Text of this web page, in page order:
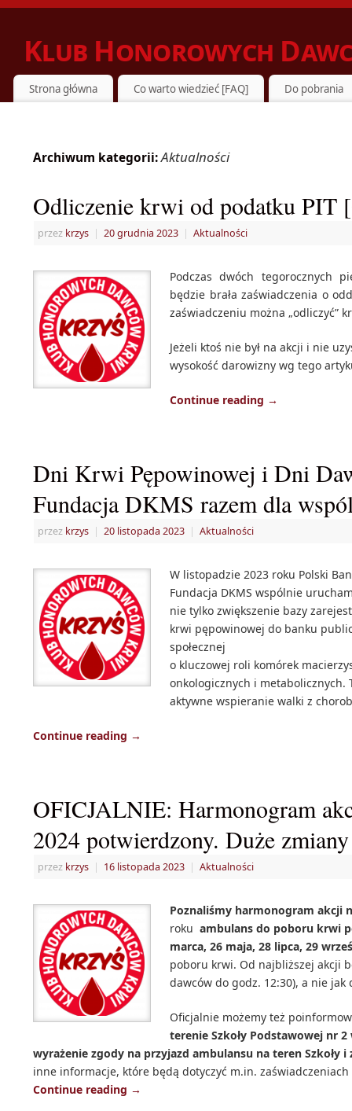
Klub Honorowych
ZIELONKA DZIELI SIĘ KRWIĄ Z POTRZEBUJĄCYMI
Strona główna Co warto wiedzieć [FAQ] Do pobrania
Archiwum kategorii:Aktualności
Odliczenie krwi od podatku
przez krzys | 20 grudnia 2023 | Aktualności
Podczas dwóch tegorocznych
będzie brała zaświadczenia o
zaświadczeniu można „odliczyć”
Jeżeli ktoś nie był na akcji i nie
wysokość darowizny wg tego
Continue reading →
Dni Krwi Pępowinowej i Dni
Fundacja DKMS razem dla
przez krzys | 20 listopada 2023 | Aktualności
W listopadzie 2023 roku Polski
Fundacja DKMS wspólnie
nie tylko zwiększenie bazy
krwi pępowinowej do banku
społecznej
o kluczowej roli komórek
onkologicznych i metabolicznych.
aktywne wspieranie walki z
Continue reading →
OFICJALNIE: Harmonogram
2024 potwierdzony. Duże zmiany
przez krzys | 16 listopada 2023 | Aktualności
Poznaliśmy harmonogram akcji
roku ambulans do poboru krwi
marca, 26 maja, 28 lipca, 29
poboru krwi. Od najbliższej akcji
dawców do godz. 12:30), a nie
Oficjalnie możemy też
terenie Szkoły Podstawowej nr 2
wyrażenie zgody na przyjazd ambulansu na teren Szkoły
inne informacje, które będą dotyczyć m.in.
Continue reading →